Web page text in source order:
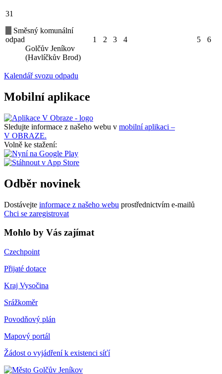
31
Směsný komunální
odpad
Golčův Jeníkov
(Havlíčkův Brod)
1 2 3 4 5 6
Kalendář svozu odpadu
Mobilní aplikace
Sledujte informace z našeho webu v mobilní aplikaci –
V OBRAZE.
Volně ke stažení:
Odběr novinek
Dostávejte informace z našeho webu prostřednictvím e-mailů
Chci se zaregistrovat
Mohlo by Vás zajímat
Czechpoint
Přijaté dotace
Kraj Vysočina
Srážkoměr
Povodňový plán
Mapový portál
Žádost o vyjádření k existenci síťí